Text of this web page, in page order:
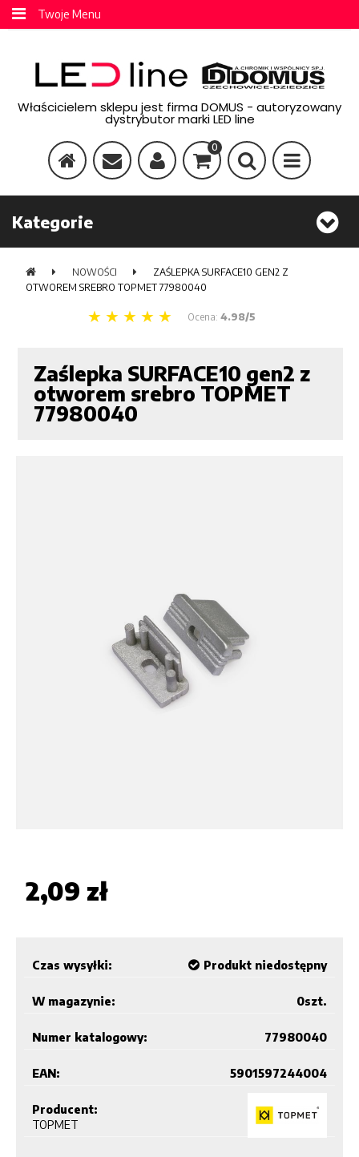
Twoje Menu
Właścicielem sklepu jest firma DOMUS - autoryzowany
dystrybutor marki LED line
0
Kategorie
NOWOŚCI
ZAŚLEPKA SURFACE10 GEN2 Z
OTWOREM SREBRO TOPMET 77980040
Ocena: 4.98/5
Zaślepka SURFACE10 gen2 z
otworem srebro TOPMET
77980040
2,09 zł
Czas wysyłki: Produkt niedostępny
W magazynie: szt.
0
Numer katalogowy: 77980040
EAN: 5901597244004
Producent:
TOPMET